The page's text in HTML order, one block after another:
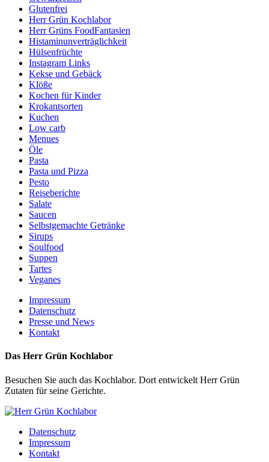
Glutenfrei
Herr Grün Kochlabor
Herr Grüns FoodFantasien
Histaminunverträglichkeit
Hülsenfrüchte
Instagram Links
Kekse und Gebäck
Klöße
Kochen für Kinder
Krokantsorten
Kuchen
Low carb
Menues
Öle
Pasta
Pasta und Pizza
Pesto
Reiseberichte
Salate
Saucen
Selbstgemachte Getränke
Sirups
Soulfood
Suppen
Tartes
Veganes
Impressum
Datenschutz
Presse und News
Kontakt
Das Herr Grün Kochlabor
Besuchen Sie auch das Kochlabor. Dort entwickelt Herr Grün
Zutaten für seine Gerichte.
Datenschutz
Impressum
Kontakt